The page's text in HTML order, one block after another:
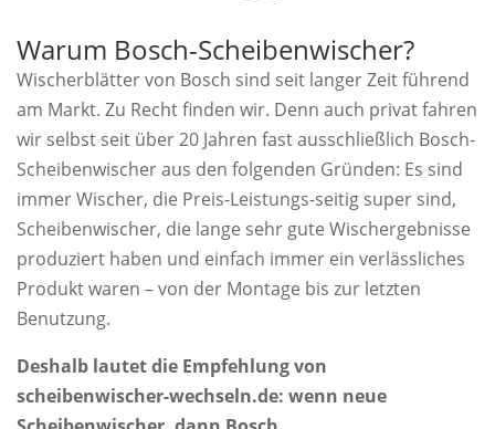
Warum Bosch-Scheibenwischer?
Wischerblätter von Bosch sind seit langer Zeit führend
am Markt. Zu Recht finden wir. Denn auch privat fahren
wir selbst seit über 20 Jahren fast ausschließlich Bosch-
Scheibenwischer aus den folgenden Gründen: Es sind
immer Wischer, die Preis-Leistungs-seitig super sind,
Scheibenwischer, die lange sehr gute Wischergebnisse
produziert haben und einfach immer ein verlässliches
Produkt waren – von der Montage bis zur letzten
Benutzung.
Deshalb lautet die Empfehlung von
scheibenwischer-wechseln.de: wenn neue